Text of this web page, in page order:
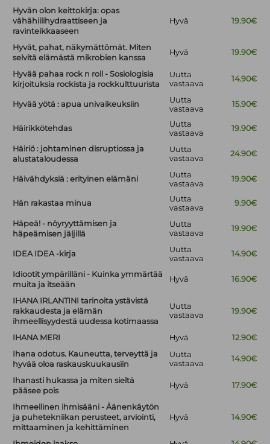
Hyvän olon keittokirja: opas
vähähiilihydraattiseen ja
ravinteikkaaseen
Hyvä 19.90€
Hyvät, pahat, näkymättömät. Miten
selvitä elämästä mikrobien kanssa
Hyvä 19.90€
Hyvää pahaa rock n roll - Sosiologisia
kirjoituksia rockista ja rockkulttuurista
Uutta
vastaava
14.90€
Hyvää yötä : apua univaikeuksiin
Uutta
vastaava
15.90€
Häirikkötehdas
Uutta
vastaava
19.90€
Häiriö : johtaminen disruptiossa ja
alustataloudessa
Uutta
vastaava
24.90€
Häivähdyksiä : erityinen elämäni
Uutta
vastaava
19.90€
Hän rakastaa minua
Uutta
vastaava
9.90€
Häpeä! - nöyryyttämisen ja
häpeämisen jäljillä
Uutta
vastaava
19.90€
IDEA IDEA -kirja
Uutta
vastaava
14.90€
Idiootit ympärilläni - Kuinka ymmärtää
muita ja itseään
Hyvä 16.90€
IHANA IRLANTINI tarinoita ystävistä
rakkaudesta ja elämän
ihmeellisyydestä uudessa kotimaassa
Uutta
vastaava
19.90€
IHANA MERI Hyvä
12.90€
Ihana odotus. Kauneutta, terveyttä ja
hyvää oloa raskauskuukausiin
Uutta
vastaava
14.90€
Ihanasti hukassa ja miten sieltä
pääsee pois
Hyvä 17.90€
Ihmeellinen ihmisääni - Äänenkäytön
ja puhetekniikan perusteet, arviointi,
mittaaminen ja kehittäminen
Hyvä 14.90€